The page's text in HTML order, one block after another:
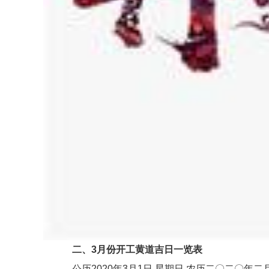
二、3月份开工黄道吉日一览表